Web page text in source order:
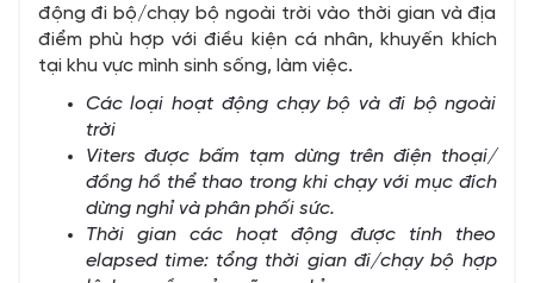
động đi bộ/chạy bộ ngoài trời vào thời gian và địa
điểm phù hợp với điều kiện cá nhân, khuyến khích
tại khu vực mình sinh sống, làm việc.
Các loại hoạt động chạy bộ và đi bộ ngoài
trời
Viters được bấm tạm dừng trên điện thoại/
đồng hồ thể thao trong khi chạy với mục đích
dừng nghỉ và phân phối sức.
Thời gian các hoạt động được tính theo
elapsed time: tổng thời gian đi/chạy bộ hợp